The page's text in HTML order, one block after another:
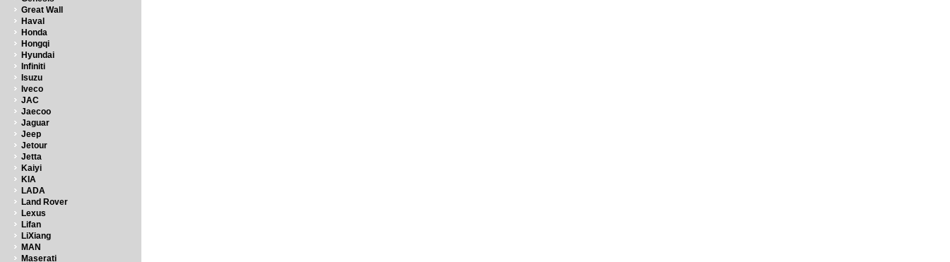
Great Wall
Haval
Honda
Hongqi
Hyundai
Infiniti
Isuzu
Iveco
JAC
Jaecoo
Jaguar
Jeep
Jetour
Jetta
Kaiyi
KIA
LADA
Land Rover
Lexus
Lifan
LiXiang
MAN
Maserati